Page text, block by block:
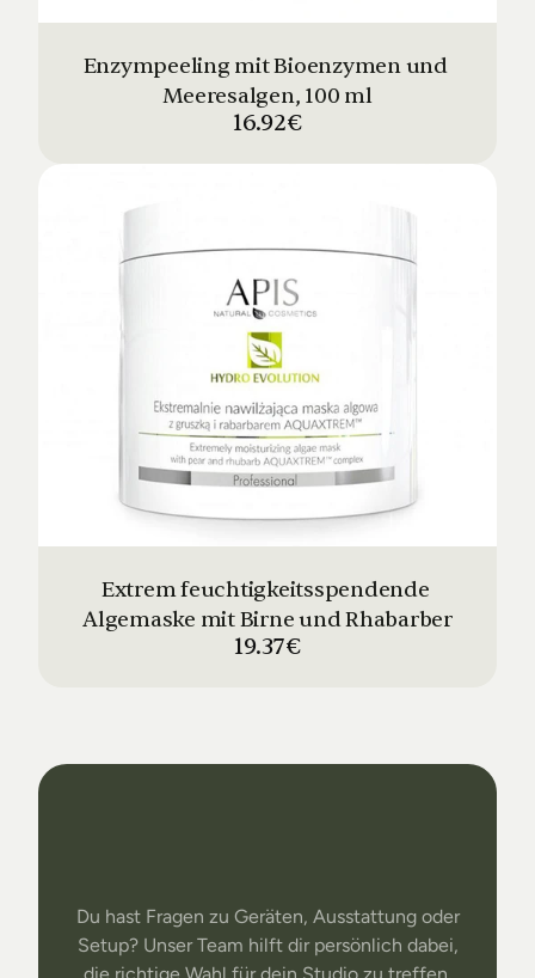
Enzympeeling mit Bioenzymen und
Meeresalgen, 100 ml
16.92€
Extrem feuchtigkeitsspendende
Algemaske mit Birne und Rhabarber
19.37€
Du hast Fragen zu Geräten, Ausstattung oder
Setup? Unser Team hilft dir persönlich dabei,